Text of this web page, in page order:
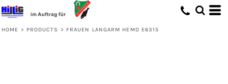
HOME > PRODUCTS > FRAUEN LANGARM HEMD E6315